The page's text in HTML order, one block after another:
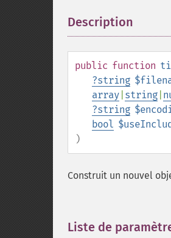
Description
public function
?string
array string
?string
bool
)
Construit un nouvel
Liste de